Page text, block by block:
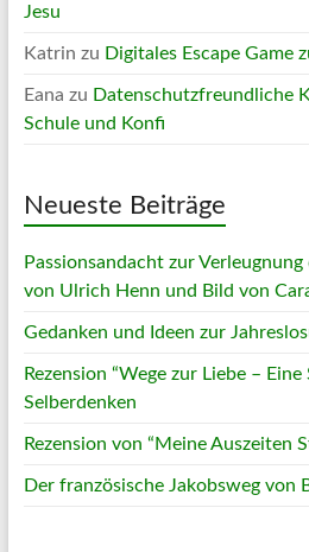
Jesu
Katrin zu Digitales Escape Game
Eana zu Datenschutzfreundliche
Schule und Konfi
Neueste Beiträge
Passionsandacht zur
von Ulrich Henn und Bild von
Gedanken und Ideen zur
Rezension “Wege zur Liebe –
Selberdenken
Rezension von “Meine Auszeiten
Der französische Jakobsweg von